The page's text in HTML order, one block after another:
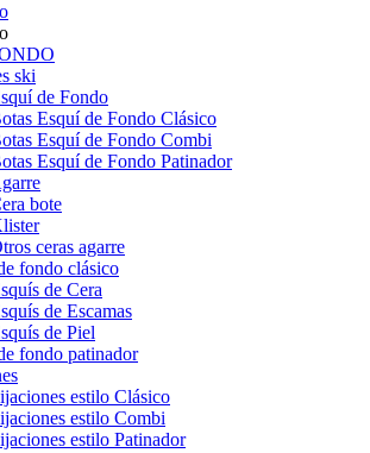
ski
de Fondo
Esquí de Fondo Clásico
Esquí de Fondo Combi
Esquí de Fondo Patinador
bote
ceras agarre
fondo clásico
de Cera
de Escamas
de Piel
fondo patinador
estilo Clásico
estilo Combi
estilo Patinador